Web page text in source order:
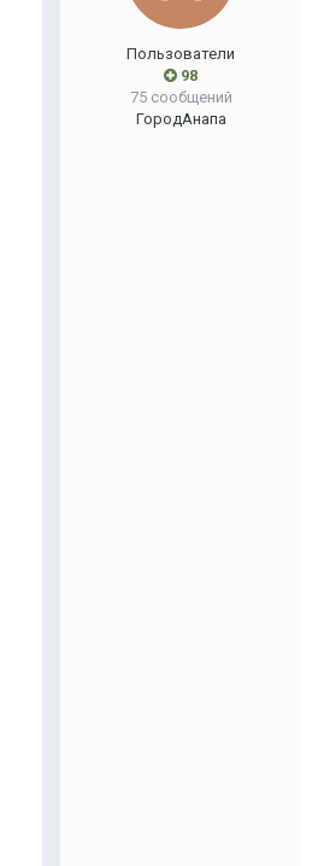
Пользователи
98
75 сообщений
ГородАнапа